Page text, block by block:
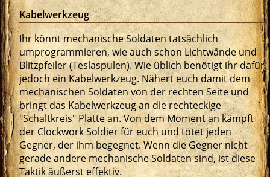
Kabelwerkzeug
Ihr könnt mechanische Soldaten tatsächlich
umprogrammieren, wie auch schon Lichtwände und
Blitzpfeiler (Teslaspulen). Wie üblich benötigt ihr dafür
jedoch ein Kabelwerkzeug. Nähert euch damit dem
mechanischen Soldaten von der rechten Seite und
bringt das Kabelwerkzeug an die rechteckige
"Schaltkreis" Platte an. Von dem Moment an kämpft
der Clockwork Soldier für euch und tötet jeden
Gegner, der ihm begegnet. Wenn die Gegner nicht
gerade andere mechanische Soldaten sind, ist diese
Taktik äußerst effektiv.